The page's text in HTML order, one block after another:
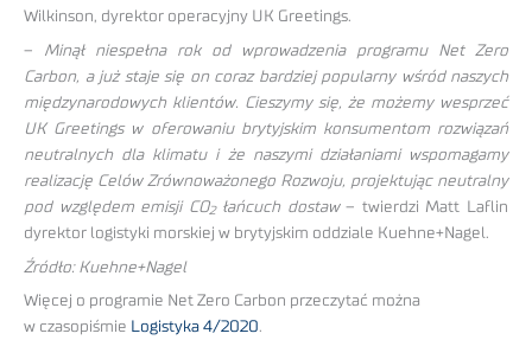
Wilkinson, dyrektor operacyjny UK Greetings.
– Minął niespełna rok od wprowadzenia programu Net Zero
Carbon, a już staje się on coraz bardziej popularny wśród naszych
międzynarodowych klientów. Cieszymy się, że możemy wesprzeć
UK Greetings w oferowaniu brytyjskim konsumentom rozwiązań
neutralnych dla klimatu i że naszymi działaniami wspomagamy
realizację Celów Zrównoważonego Rozwoju, projektując neutralny
pod względem emisji CO2łańcuch dostaw– twierdzi Matt Laflin
dyrektor logistyki morskiej w brytyjskim oddziale Kuehne+Nagel.
Źródło: Kuehne+Nagel
Więcej o programie Net Zero Carbon przeczytać można
w czasopiśmie Logistyka 4/2020.